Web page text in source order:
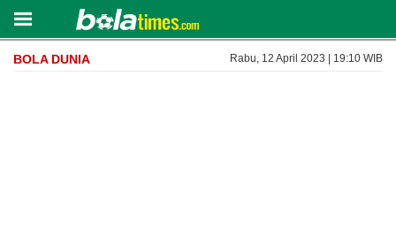
BOLA DUNIA Rabu, 12 April 2023 | 19:10 WIB